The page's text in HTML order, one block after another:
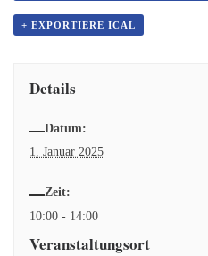
+ EXPORTIERE ICAL
Details
Datum:
1. Januar 2025
Zeit:
10:00 - 14:00
Veranstaltungsort